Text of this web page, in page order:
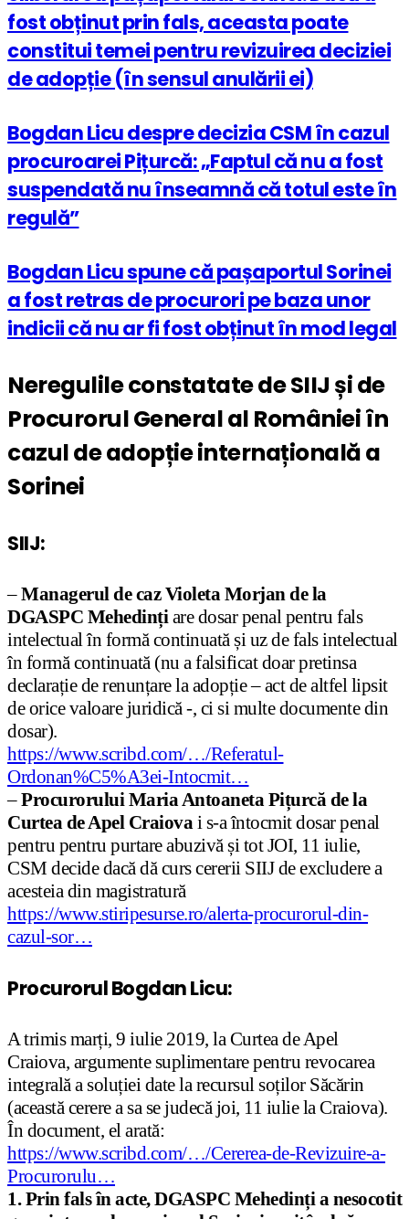
fost obținut prin fals, aceasta poate
constitui temei pentru revizuirea deciziei
de adopție (în sensul anulării ei)
Bogdan Licu despre decizia CSM în cazul
procuroarei Pițurcă: „Faptul că nu a fost
suspendată nu înseamnă că totul este în
regulă”
Bogdan Licu spune că pașaportul Sorinei
a fost retras de procurori pe baza unor
indicii că nu ar fi fost obținut în mod legal
Neregulile constatate de SIIJ și de
Procurorul General al României în
cazul de adopție internațională a
Sorinei
SIIJ:
–Managerul de caz Violeta Morjan de la
DGASPC Mehedințiare dosar penal pentru fals
intelectual în formă continuată și uz de fals intelectual
în formă continuată (nu a falsificat doar pretinsa
declarație de renunțare la adopție – act de altfel lipsit
de orice valoare juridică -, ci si multe documente din
dosar).
https://www.scribd.com/…/Referatul-
Ordonan%C5%A3ei-Intocmit…
–Procurorului Maria Antoaneta Pițurcă de la
Curtea de Apel Craiovai s-a întocmit dosar penal
pentru pentru purtare abuzivă și tot JOI, 11 iulie,
CSM decide dacă dă curs cererii SIIJ de excludere a
acesteia din magistratură
https://www.stiripesurse.ro/alerta-procurorul-din-
cazul-sor…
Procurorul Bogdan Licu:
A trimis marți, 9 iulie 2019, la Curtea de Apel
Craiova, argumente suplimentare pentru revocarea
integrală a soluției date la recursul soților Săcărin
(această cerere a sa se judecă joi, 11 iulie la Craiova).
În document, el arată:
https://www.scribd.com/…/Cererea-de-Revizuire-a-
Procurorulu…
1. Prin fals în acte, DGASPC Mehedinți a nesocotit